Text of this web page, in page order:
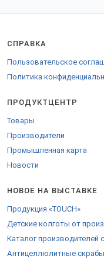
СПРАВКА
Пользовательское
Политика
ПРОДУКТЦЕНТР
Товары
Производители
Промышленная карта
Новости
НОВОЕ НА ВЫСТАВКЕ
Продукция «TOUCH»
Детские колготы от
Антицеллюлитные